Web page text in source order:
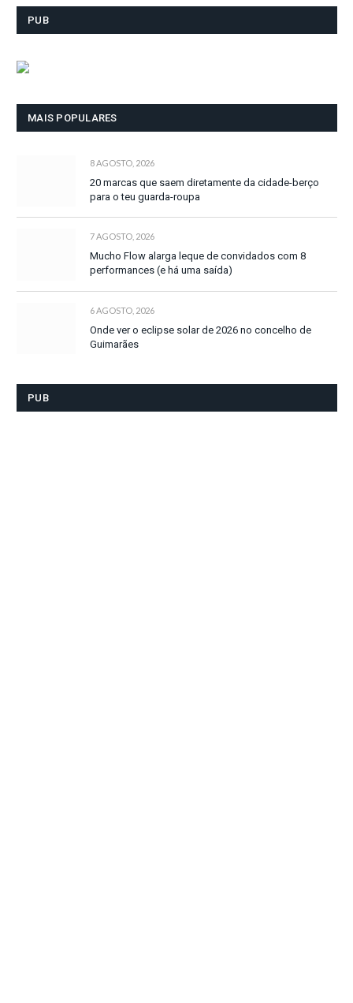
PUB
MAIS POPULARES
8 AGOSTO, 2026
20 marcas que saem diretamente da cidade-berço
para o teu guarda-roupa
7 AGOSTO, 2026
Mucho Flow alarga leque de convidados com 8
performances (e há uma saída)
6 AGOSTO, 2026
Onde ver o eclipse solar de 2026 no concelho de
Guimarães
PUB